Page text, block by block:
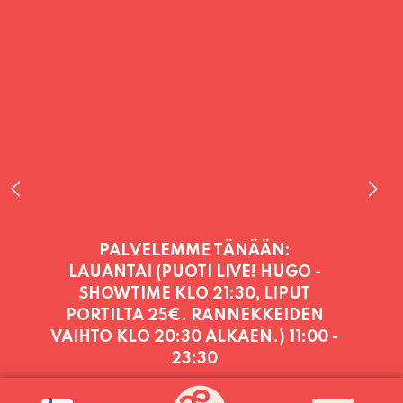
PALVELEMME TÄNÄÄN:
LAUANTAI (PUOTI LIVE! HUGO -
SHOWTIME KLO 21:30, LIPUT
PORTILTA 25€. RANNEKKEIDEN
VAIHTO KLO 20:30 ALKAEN.) 11:00 -
23:30
PALVELEMME PÄIVITTÄIN (MA-SU